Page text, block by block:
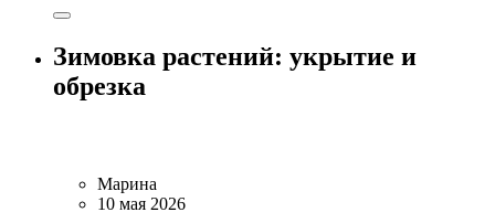
Зимовка растений: укрытие и
обрезка
Марина
10 мая 2026